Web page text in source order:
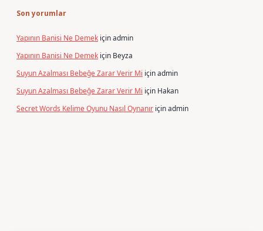
Son yorumlar
Yapının Banisi Ne Demek içinadmin
Yapının Banisi Ne Demek için Beyza
Suyun Azalması Bebeğe Zarar Verir Mi içinadmin
Suyun Azalması Bebeğe Zarar Verir Mi için Hakan
Secret Words Kelime Oyunu Nasıl Oynanır içinadmin